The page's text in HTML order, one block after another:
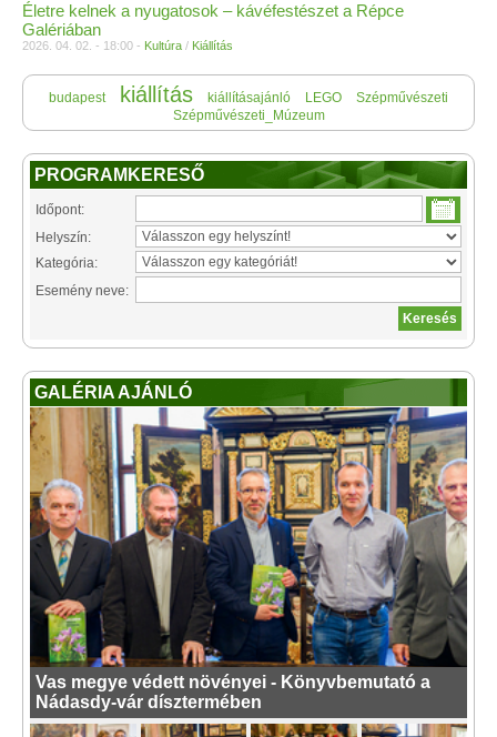
Életre kelnek a nyugatosok – kávéfestészet a Répce
Galériában
2026. 04. 02. - 18:00 - Kultúra / Kiállítás
budapest kiállítás kiállításajánló LEGO
Szépművészeti
Szépművészeti_Múzeum
PROGRAMKERESŐ
Időpont:
Helyszín:
Kategória:
Esemény neve:
GALÉRIA AJÁNLÓ
Vas megye védett növényei - Könyvbemutató a
Nádasdy-vár dísztermében